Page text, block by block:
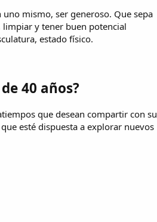
mismo, ser generoso. Que sepa
limpiar y tener buen potencial
estado físico.
40 años?
que desean compartir con su
esté dispuesta a explorar nuevos